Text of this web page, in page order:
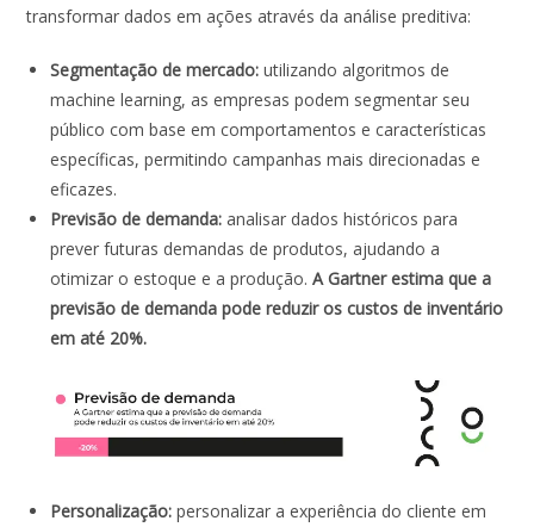
transformar dados em ações através da análise preditiva:
Segmentação de mercado: utilizando algoritmos de
machine learning, as empresas podem segmentar seu
público com base em comportamentos e características
específicas, permitindo campanhas mais direcionadas e
eficazes.
Previsão de demanda: analisar dados históricos para
prever futuras demandas de produtos, ajudando a
otimizar o estoque e a produção.A Gartner estima que a
previsão de demanda pode reduzir os custos de inventário
em até 20%.
Personalização: personalizar a experiência do cliente em